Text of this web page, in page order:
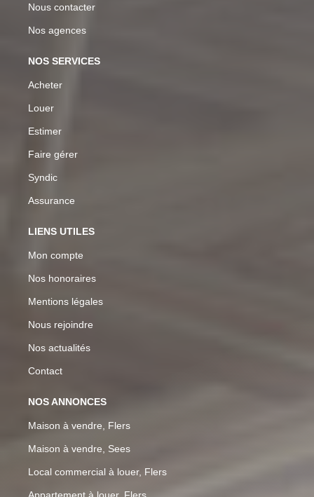
Nous contacter
Nos agences
NOS SERVICES
Acheter
Louer
Estimer
Faire gérer
Syndic
Assurance
LIENS UTILES
Mon compte
Nos honoraires
Mentions légales
Nous rejoindre
Nos actualités
Contact
NOS ANNONCES
Maison à vendre, Flers
Maison à vendre, Sees
Local commercial à louer, Flers